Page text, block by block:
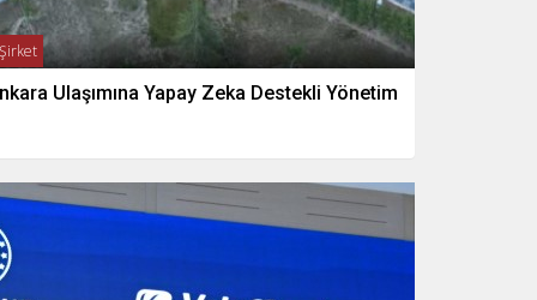
Şirket
Ulaşımına Yapay Zeka Destekli Yönetim